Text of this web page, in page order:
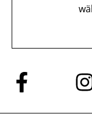
Folge
uns
auf
uns
auf